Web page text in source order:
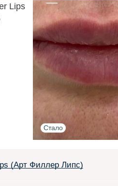
Стало
(Арт Филлер Липс)